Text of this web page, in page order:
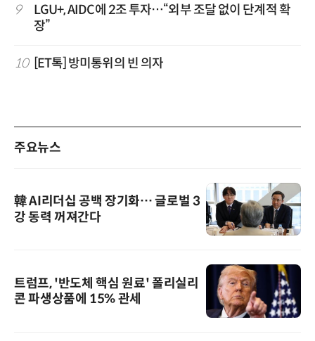
9
LGU+, AIDC에 2조 투자…“외부 조달 없이 단계적 확
장”
10 [ET톡] 방미통위의 빈 의자
주요뉴스
韓 AI리더십 공백 장기화… 글로벌 3
강 동력 꺼져간다
트럼프, '반도체 핵심 원료' 폴리실리
콘 파생상품에 15% 관세